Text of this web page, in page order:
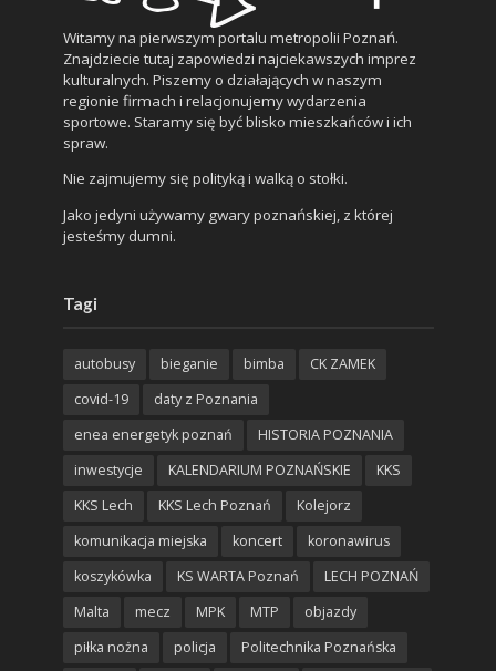
Witamy na pierwszym portalu metropolii Poznań.
Znajdziecie tutaj zapowiedzi najciekawszych imprez
kulturalnych. Piszemy o działających w naszym
regionie firmach i relacjonujemy wydarzenia
sportowe. Staramy się być blisko mieszkańców i ich
spraw.
Nie zajmujemy się polityką i walką o stołki.
Jako jedyni używamy gwary poznańskiej, z której
jesteśmy dumni.
Tagi
autobusy bieganie bimba
CK ZAMEK
covid-19
daty z Poznania
enea energetyk poznań
HISTORIA POZNANIA
inwestycje
KALENDARIUM POZNAŃSKIE
KKS
KKS Lech
KKS Lech Poznań
Kolejorz
komunikacja miejska
koncert
koronawirus
koszykówka
KS WARTA Poznań
LECH POZNAŃ
Malta
mecz MPK MTP
objazdy
piłka nożna
policja Politechnika Poznańska